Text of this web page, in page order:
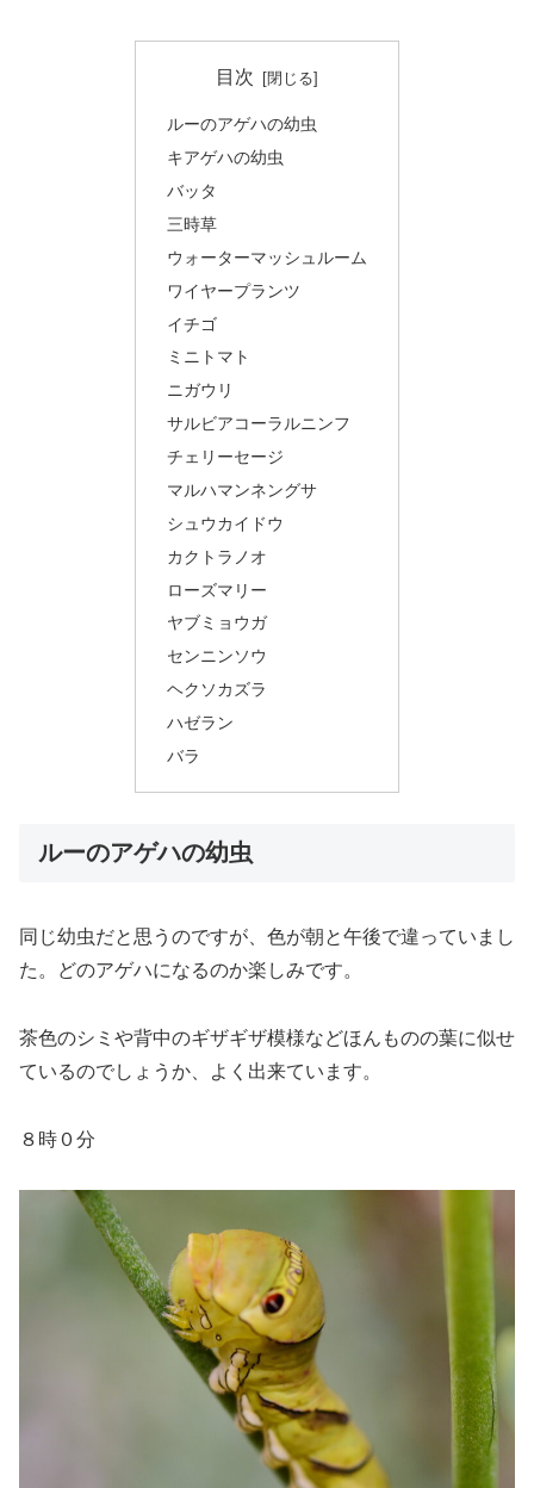
目次
ルーのアゲハの幼虫
キアゲハの幼虫
バッタ
三時草
ウォーターマッシュルーム
ワイヤープランツ
イチゴ
ミニトマト
ニガウリ
サルビアコーラルニンフ
チェリーセージ
マルハマンネングサ
シュウカイドウ
カクトラノオ
ローズマリー
ヤブミョウガ
センニンソウ
ヘクソカズラ
ハゼラン
バラ
ルーのアゲハの幼虫
同じ幼虫だと思うのですが、色が朝と午後で違っていまし
た。どのアゲハになるのか楽しみです。
茶色のシミや背中のギザギザ模様などほんものの葉に似せ
ているのでしょうか、よく出来ています。
８時０分